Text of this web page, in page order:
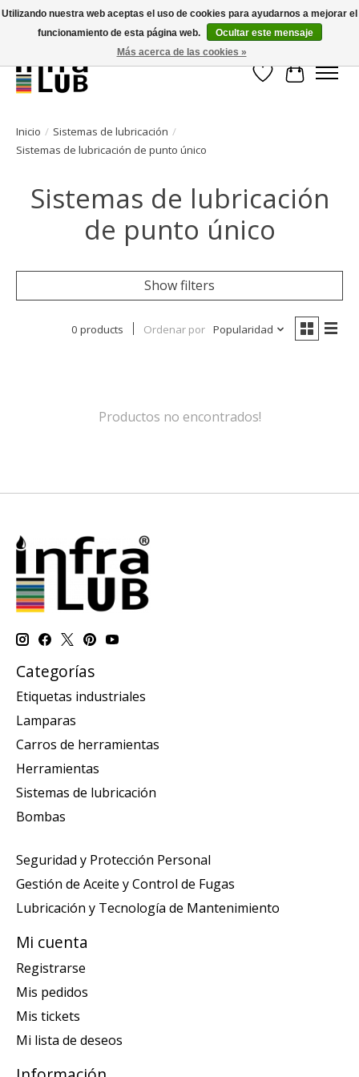
Minder stilstand, meer rendement!
Lista de deseos
Cesta
Inicio / Sistemas de lubricación /
Sistemas de lubricación de punto único
Sistemas de lubricación
de punto único
Show filters
0 products Ordenar por Popularidad
Productos no encontrados!
Categorías
Etiquetas industriales
Lamparas
Carros de herramientas
Herramientas
Sistemas de lubricación
Bombas
Seguridad y Protección Personal
Gestión de Aceite y Control de Fugas
Lubricación y Tecnología de Mantenimiento
Mi cuenta
Registrarse
Mis pedidos
Mis tickets
Mi lista de deseos
Utilizando nuestra web aceptas el uso de cookies para ayudarnos a mejorar el
funcionamiento de esta página web.
Ocultar este mensaje
Más acerca de las cookies »